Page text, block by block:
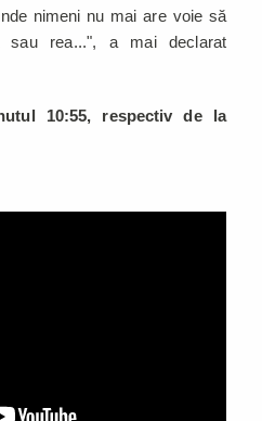
nimeni nu mai are voie să
sau rea...", a mai declarat
10:55, respectiv de la